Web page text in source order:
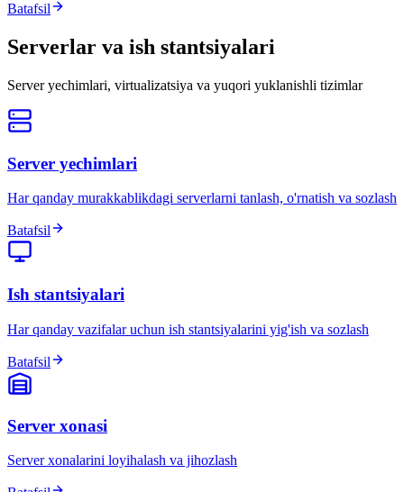
Batafsil
Serverlar va ish stantsiyalari
Server yechimlari, virtualizatsiya va yuqori yuklanishli tizimlar
Server yechimlari
Har qanday murakkablikdagi serverlarni tanlash, o'rnatish va sozlash
Batafsil
Ish stantsiyalari
Har qanday vazifalar uchun ish stantsiyalarini yig'ish va sozlash
Batafsil
Server xonasi
Server xonalarini loyihalash va jihozlash